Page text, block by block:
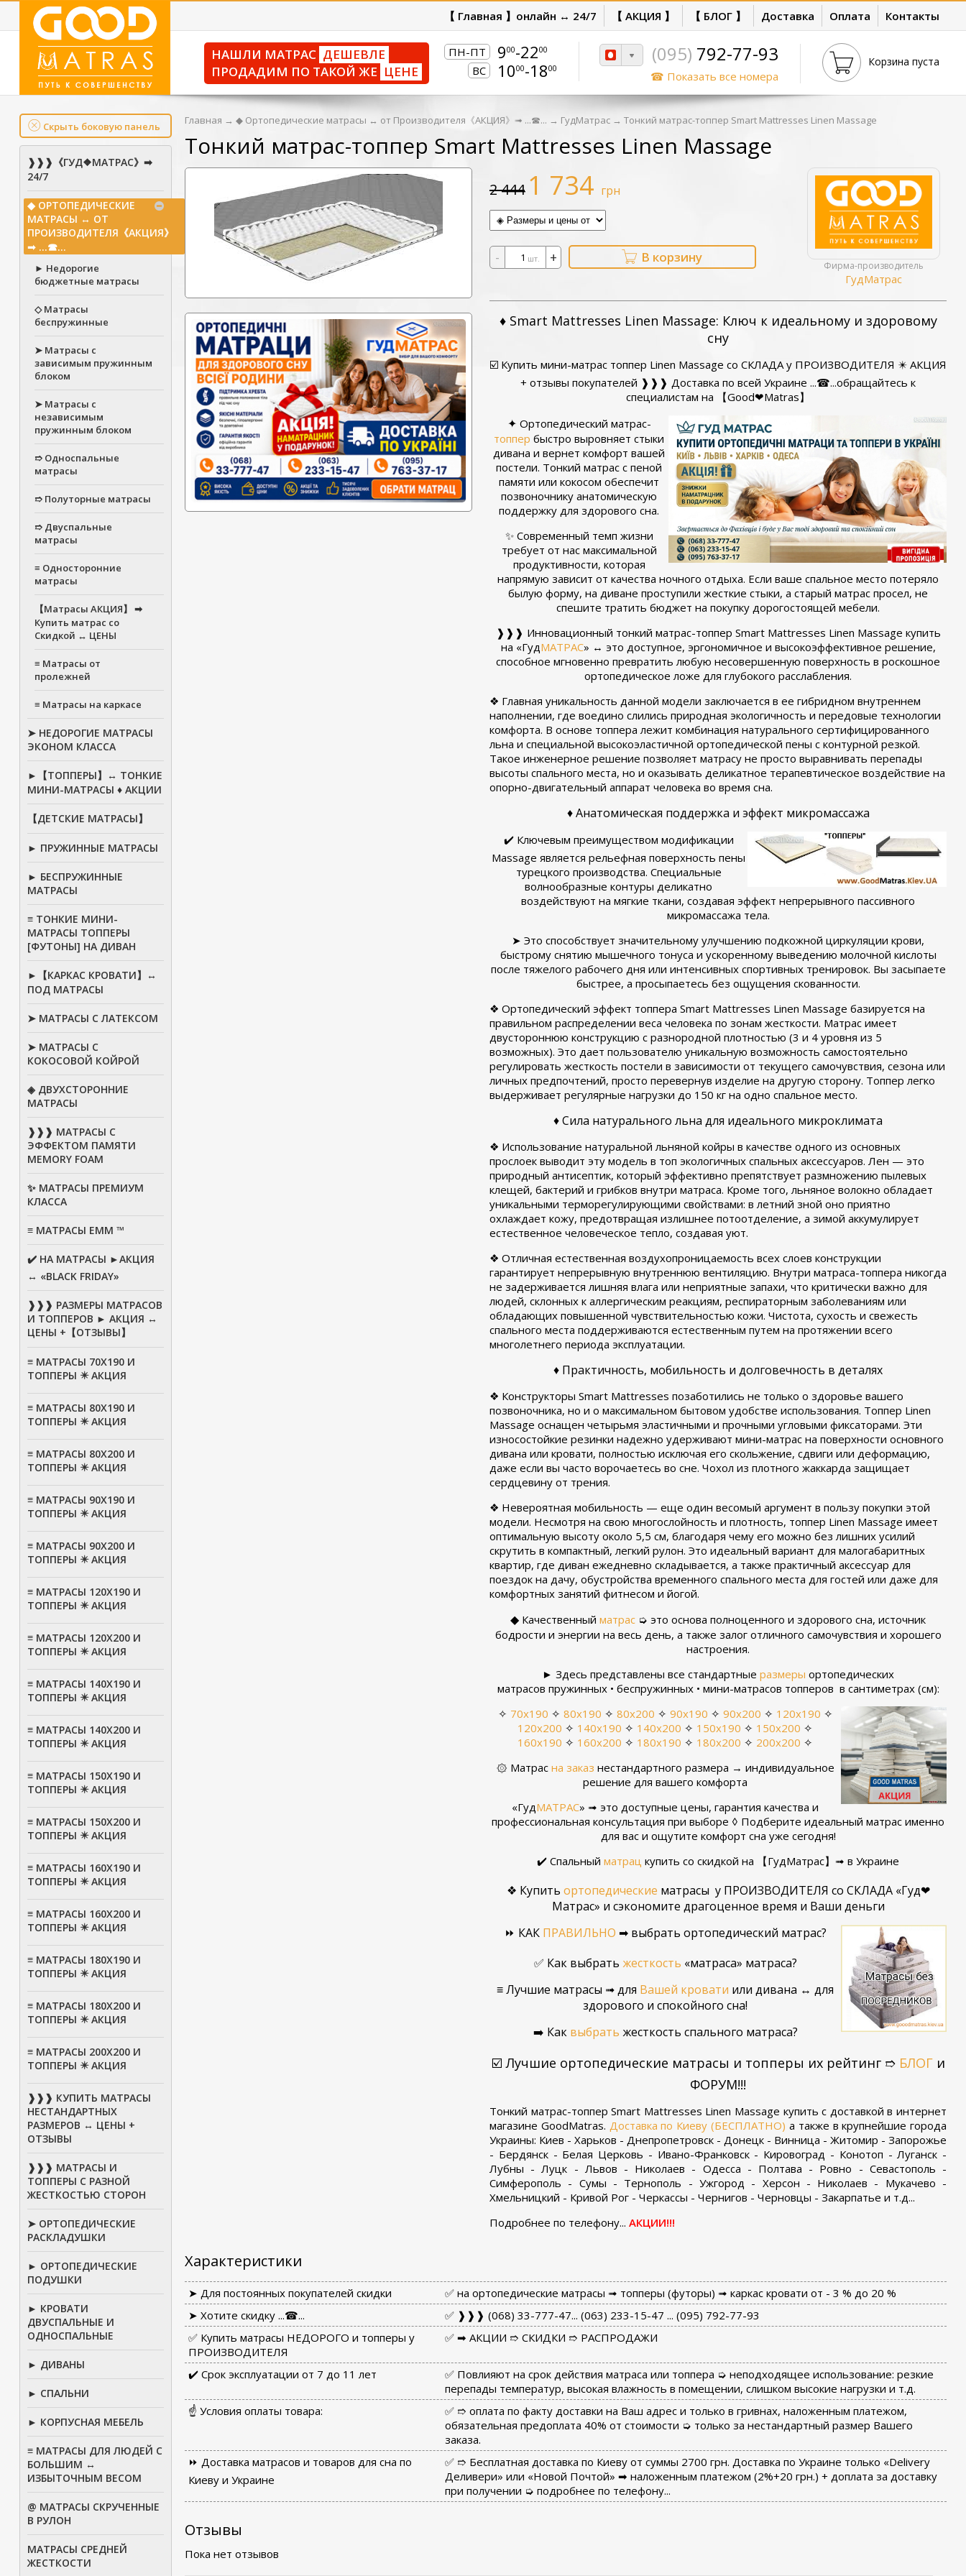
【 Главная 】онлайн ↔ 24/7 【 АКЦИЯ 】 【 БЛОГ 】 Доставка Оплата Контакты
Корзина пуста
(095) 792-77-93
☎ Показать все номера
ПН-ПТ 900-2200
ВС 1000-1800
НАШЛИ МАТРАС ДЕШЕВЛЕ
ПРОДАДИМ ПО ТАКОЙ ЖЕ ЦЕНЕ
Скрыть боковую панель
❱❱❱《ГУД❖МАТРАС》➡
24/7
◆ ОРТОПЕДИЧЕСКИЕ
МАТРАСЫ ↔ ОТ
ПРОИЗВОДИТЕЛЯ《АКЦИЯ》
➟ ...☎...
► Недорогие
бюджетные матрасы
◇ Матрасы
беспружинные
➤ Матрасы с
зависимым пружинным
блоком
➤ Матрасы с
независимым
пружинным блоком
➱ Односпальные
матрасы
➱ Полуторные матрасы
➱ Двуспальные
матрасы
≡ Односторонние
матрасы
【Матрасы АКЦИЯ】 ➡
Купить матрас со
Скидкой ↔ ЦЕНЫ
≡ Матрасы от
пролежней
≡ Матрасы на каркасе
➤ НЕДОРОГИЕ МАТРАСЫ
ЭКОНОМ КЛАССА
►【ТОППЕРЫ】↔ ТОНКИЕ
МИНИ-МАТРАСЫ ♦ АКЦИИ
【ДЕТСКИЕ МАТРАСЫ】
► ПРУЖИННЫЕ МАТРАСЫ
► БЕСПРУЖИННЫЕ
МАТРАСЫ
≡ ТОНКИЕ МИНИ-
МАТРАСЫ ТОППЕРЫ
[ФУТОНЫ] НА ДИВАН
►【КАРКАС КРОВАТИ】↔
ПОД МАТРАСЫ
➤ МАТРАСЫ С ЛАТЕКСОМ
➤ МАТРАСЫ С
КОКОСОВОЙ КОЙРОЙ
◈ ДВУХСТОРОННИЕ
МАТРАСЫ
❱❱❱ МАТРАСЫ С
ЭФФЕКТОМ ПАМЯТИ
MEMORY FOAM
✨ МАТРАСЫ ПРЕМИУМ
КЛАССА
≡ МАТРАСЫ ЕММ ™
✔️ НА МАТРАСЫ ►АКЦИЯ
↔ «BLACK FRIDAY»
❱❱❱ РАЗМЕРЫ МАТРАСОВ
И ТОППЕРОВ ► АКЦИЯ ↔
ЦЕНЫ +【ОТЗЫВЫ】
≡ МАТРАСЫ 70Х190 И
ТОППЕРЫ ✴️ АКЦИЯ
≡ МАТРАСЫ 80X190 И
ТОППЕРЫ ✴️ АКЦИЯ
≡ МАТРАСЫ 80Х200 И
ТОППЕРЫ ✴️ АКЦИЯ
≡ МАТРАСЫ 90Х190 И
ТОППЕРЫ ✴️ АКЦИЯ
≡ МАТРАСЫ 90Х200 И
ТОППЕРЫ ✴️ АКЦИЯ
≡ МАТРАСЫ 120Х190 И
ТОППЕРЫ ✴️ АКЦИЯ
≡ МАТРАСЫ 120Х200 И
ТОППЕРЫ ✴️ АКЦИЯ
≡ МАТРАСЫ 140Х190 И
ТОППЕРЫ ✴️ АКЦИЯ
≡ МАТРАСЫ 140Х200 И
ТОППЕРЫ ✴️ АКЦИЯ
≡ МАТРАСЫ 150Х190 И
ТОППЕРЫ ✴️ АКЦИЯ
≡ МАТРАСЫ 150Х200 И
ТОППЕРЫ ✴️ АКЦИЯ
≡ МАТРАСЫ 160Х190 И
ТОППЕРЫ ✴️ АКЦИЯ
≡ МАТРАСЫ 160Х200 И
ТОППЕРЫ ✴️ АКЦИЯ
≡ МАТРАСЫ 180Х190 И
ТОППЕРЫ ✴️ АКЦИЯ
≡ МАТРАСЫ 180Х200 И
ТОППЕРЫ ✴️ АКЦИЯ
≡ МАТРАСЫ 200Х200 И
ТОППЕРЫ ✴️ АКЦИЯ
❱❱❱ КУПИТЬ МАТРАСЫ
НЕСТАНДАРТНЫХ
РАЗМЕРОВ ↔ ЦЕНЫ +
ОТЗЫВЫ
❱❱❱ МАТРАСЫ И
ТОППЕРЫ С РАЗНОЙ
ЖЕСТКОСТЬЮ СТОРОН
➤ ОРТОПЕДИЧЕСКИЕ
РАСКЛАДУШКИ
► ОРТОПЕДИЧЕСКИЕ
ПОДУШКИ
► КРОВАТИ
ДВУСПАЛЬНЫЕ И
ОДНОСПАЛЬНЫЕ
► ДИВАНЫ
► СПАЛЬНИ
► КОРПУСНАЯ МЕБЕЛЬ
≡ МАТРАСЫ ДЛЯ ЛЮДЕЙ С
БОЛЬШИМ ↔
ИЗБЫТОЧНЫМ ВЕСОМ
@ МАТРАСЫ СКРУЧЕННЫЕ
В РУЛОН
МАТРАСЫ СРЕДНЕЙ
ЖЕСТКОСТИ
Главная → ◆ Ортопедические матрасы ↔ от Производителя《АКЦИЯ》➟ ...☎... → ГудМатрас→ Тонкий матрас-топпер Smart Mattresses Linen Massage
Тонкий матрас-топпер Smart Mattresses Linen Massage
2 444 1 734 грн
- +
шт. В корзину
Фирма-производитель
ГудМатрас
♦ Smart Mattresses Linen Massage: Ключ к идеальному и здоровому
сну
☑️ Купить мини-матрас топпер Linen Massage со СКЛАДА у ПРОИЗВОДИТЕЛЯ ✴️ АКЦИЯ
+ отзывы покупателей ❱❱❱ Доставка по всей Украине ...☎...обращайтесь к
специалистам на 【Good❤Matras】
✦ Ортопедический матрас-
топпер быстро выровняет стыки
дивана и вернет комфорт вашей
постели. Тонкий матрас с пеной
памяти или кокосом обеспечит
позвоночнику анатомическую
поддержку для здорового сна.
✨ Современный темп жизни
требует от нас максимальной
продуктивности, которая
напрямую зависит от качества ночного отдыха. Если ваше спальное место потеряло
былую форму, на диване проступили жесткие стыки, а старый матрас просел, не
спешите тратить бюджет на покупку дорогостоящей мебели.
❱❱❱ Инновационный тонкий матрас-топпер Smart Mattresses Linen Massage купить
на «ГудМАТРАС» ↔ это доступное, эргономичное и высокоэффективное решение,
способное мгновенно превратить любую несовершенную поверхность в роскошное
ортопедическое ложе для глубокого расслабления.
❖ Главная уникальность данной модели заключается в ее гибридном внутреннем
наполнении, где воедино слились природная экологичность и передовые технологии
комфорта. В основе топпера лежит комбинация натурального сертифицированного
льна и специальной высокоэластичной ортопедической пены с контурной резкой.
Такое инженерное решение позволяет матрасу не просто выравнивать перепады
высоты спального места, но и оказывать деликатное терапевтическое воздействие на
опорно-двигательный аппарат человека во время сна.
♦ Анатомическая поддержка и эффект микромассажа
✔️ Ключевым преимуществом модификации
Massage является рельефная поверхность пены
турецкого производства. Специальные
волнообразные контуры деликатно
воздействуют на мягкие ткани, создавая эффект непрерывного пассивного
микромассажа тела.
➤ Это способствует значительному улучшению подкожной циркуляции крови,
быстрому снятию мышечного тонуса и ускоренному выведению молочной кислоты
после тяжелого рабочего дня или интенсивных спортивных тренировок. Вы засыпаете
быстрее, а просыпаетесь без ощущения скованности.
❖ Ортопедический эффект топпера Smart Mattresses Linen Massage базируется на
правильном распределении веса человека по зонам жесткости. Матрас имеет
двустороннюю конструкцию с разнородной плотностью (3 и 4 уровня из 5
возможных). Это дает пользователю уникальную возможность самостоятельно
регулировать жесткость постели в зависимости от текущего самочувствия, сезона или
личных предпочтений, просто перевернув изделие на другую сторону. Топпер легко
выдерживает регулярные нагрузки до 150 кг на одно спальное место.
♦ Сила натурального льна для идеального микроклимата
❖ Использование натуральной льняной койры в качестве одного из основных
прослоек выводит эту модель в топ экологичных спальных аксессуаров. Лен — это
природный антисептик, который эффективно препятствует размножению пылевых
клещей, бактерий и грибков внутри матраса. Кроме того, льняное волокно обладает
уникальными терморегулирующими свойствами: в летний зной оно приятно
охлаждает кожу, предотвращая излишнее потоотделение, а зимой аккумулирует
естественное человеческое тепло, создавая уют.
❖ Отличная естественная воздухопроницаемость всех слоев конструкции
гарантирует непрерывную внутреннюю вентиляцию. Внутри матраса-топпера никогда
не задерживается лишняя влага или неприятные запахи, что критически важно для
людей, склонных к аллергическим реакциям, респираторным заболеваниям или
обладающих повышенной чувствительностью кожи. Чистота, сухость и свежесть
спального места поддерживаются естественным путем на протяжении всего
многолетнего периода эксплуатации.
♦ Практичность, мобильность и долговечность в деталях
❖ Конструкторы Smart Mattresses позаботились не только о здоровье вашего
позвоночника, но и о максимальном бытовом удобстве использования. Топпер Linen
Massage оснащен четырьмя эластичными и прочными угловыми фиксаторами. Эти
износостойкие резинки надежно удерживают мини-матрас на поверхности основного
дивана или кровати, полностью исключая его скольжение, сдвиги или деформацию,
даже если вы часто ворочаетесь во сне. Чохол из плотного жаккарда защищает
сердцевину от трения.
❖ Невероятная мобильность — еще один весомый аргумент в пользу покупки этой
модели. Несмотря на свою многослойность и плотность, топпер Linen Massage имеет
оптимальную высоту около 5,5 см, благодаря чему его можно без лишних усилий
скрутить в компактный, легкий рулон. Это идеальный вариант для малогабаритных
квартир, где диван ежедневно складывается, а также практичный аксессуар для
поездок на дачу, обустройства временного спального места для гостей или даже для
комфортных занятий фитнесом и йогой.
◆ Качественныйматрас ➭ это основа полноценного и здорового сна, источник
бодрости и энергии на весь день, а также залог отличного самочувствия и хорошего
настроения.
► Здесь представлены все стандартныеразмеры ортопедических
матрасов пружинных • беспружинных • мини-матрасов топперов в сантиметрах (см):
✧ 70х190 ✧ 80x190 ✧ 80х200 ✧ 90х190 ✧ 90х200 ✧ 120х190 ✧
120х200 ✧ 140х190 ✧ 140х200 ✧ 150х190 ✧ 150х200 ✧
160х190 ✧ 160х200 ✧ 180х190 ✧ 180х200 ✧ 200х200 ✧
۞ Матрас на заказ нестандартного размера → индивидуальное
решение для вашего комфорта
«ГудМАТРАС» ➟ это доступные цены, гарантия качества и
профессиональная консультация при выборе ◊ Подберите идеальный матрас именно
для вас и ощутите комфорт сна уже сегодня!
✔️ Спальный матрац купить со скидкой на 【ГудМатрас】➟ в Украине
❖ Купить ортопедические матрасы у ПРОИЗВОДИТЕЛЯ со СКЛАДА «Гуд❤
Матрас» и сэкономите драгоценное время и Ваши деньги
⏩ КАК ПРАВИЛЬНО ➡ выбрать ортопедический матрас?
✅ Как выбрать жесткость «матраса» матраса?
≡ Лучшие матрасы ➟ для Вашей кровати или дивана ↔ для
здорового и спокойного сна!
➡️ Как выбрать жесткость спального матраса?
☑️ Лучшие ортопедические матрасы и топперы их рейтинг ➱ БЛОГ и
ФОРУМ!!!
Тонкий матрас-топпер Smart Mattresses Linen Massage купить с доставкой в интернет
магазине GoodMatras. Доставка по Киеву (БЕСПЛАТНО) а также в крупнейшие города
Украины: Киев - Харьков - Днепропетровск - Донецк - Винница - Житомир - Запорожье
- Бердянск - Белая Церковь - Ивано-Франковск - Кировоград - Конотоп - Луганск -
Лубны - Луцк - Львов - Николаев - Одесса - Полтава - Ровно - Севастополь -
Симферополь - Сумы - Тернополь - Ужгород - Херсон - Николаев - Мукачево -
Хмельницкий - Кривой Рог - Черкассы - Чернигов - Черновцы - Закарпатье и т.д...
Подробнее по телефону... АКЦИИ!!!
Характеристики
➤ Для постоянных покупателей скидки
✅ на ортопедические матрасы ➟ топперы (футоры) ➟ каркас кровати от - 3 % до 20 %
➤ Хотите скидку ...☎...
✅ ❱❱❱ (068) 33-777-47... (063) 233-15-47 ... (095) 792-77-93
✅ Купить матрасы НЕДОРОГО и топперы у
ПРОИЗВОДИТЕЛЯ
✅ ➡ АКЦИИ ➱ СКИДКИ ➱ РАСПРОДАЖИ
✔️ Срок эксплуатации от 7 до 11 лет
✅ Повлияют на срок действия матраса или топпера ➭ неподходящее использование: резкие
перепады температур, высокая влажность в помещении, слишком высокие нагрузки и т.д.
☝ Условия оплаты товара:
✅ ➱ оплата по факту доставки на Ваш адрес и только в гривнах, наложенным платежом,
обязательная предоплата 40% от стоимости ➭ только за нестандартный размер Вашего
заказа.
⏩ Доставка матрасов и товаров для сна по
Киеву и Украине
✅ ➱ Бесплатная доставка по Киеву от суммы 2700 грн. Доставка по Украине только «Delivery
Деливери» или «Новой Почтой» ➡ наложенным платежом (2%+20 грн.) + доплата за доставку
при получении ➭ подробнее по телефону...
Отзывы
Пока нет отзывов